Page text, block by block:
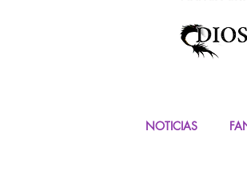
NOTICIAS